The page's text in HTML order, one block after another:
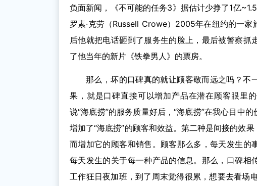
负面新闻，《不可能的任务3》据估计少挣了1亿
罗素·克劳（Russell Crowe）2005年在纽约的一
后他就把电话砸到了服务生的脸上，最后被警察
了他当年的新片《铁拳男人》的票房。
那么，坏的口碑真的就让顾客敬而远之吗？不
果，就是口碑直接可以增加产品在潜在顾客眼里
说“海底捞”的服务质量好后，“海底捞”在我心目中
增加了“海底捞”的顾客和效益。第二种是间接的效
而增加它的顾客和销售。顾客那么多，每天发生
每天发生的关于每一种产品的信息。那么，口碑相
工作狂日夜加班，到了周末觉得很累，想要去看场